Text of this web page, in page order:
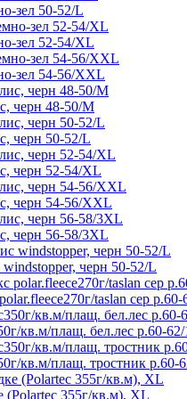
зел 50-52/L
зел 52-54/XL
зел 54-56/XXL
черн 48-50/M
черн 50-52/L
черн 52-54/XL
черн 54-56/XXL
черн 56-58/3XL
черн 50-52/L
taslan сер р.60-
кв.м/плащ. бел.лес р.60-62/
кв.м/плащ. тростник р.60-
355г/кв.м), XL